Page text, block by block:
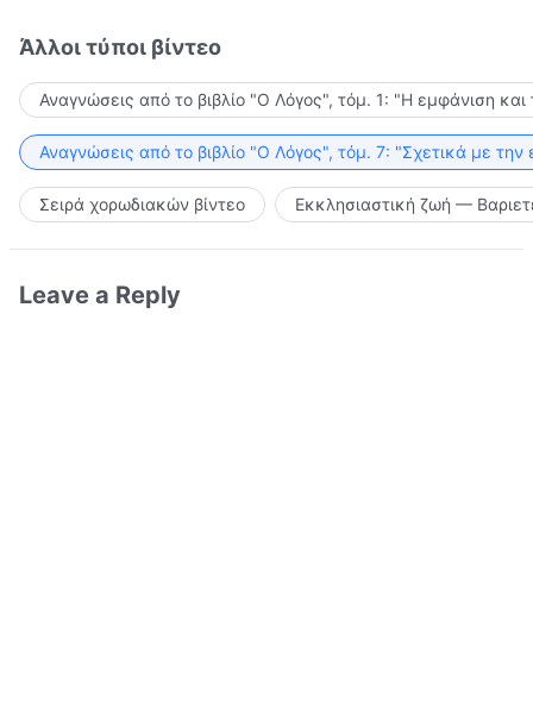
Άλλοι τύποι βίντεο
Αναγνώσεις από το βιβλίο "Ο Λόγος", τόμ. 1: "Η εμφάνιση
Αναγνώσεις από το βιβλίο "Ο Λόγος", τόμ. 7: "Σχετικά με την
Σειρά χορωδιακών βίντεο Εκκλησιαστική ζωή —
Leave a Reply